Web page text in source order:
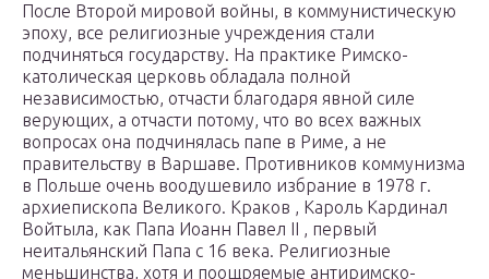
После Второй мировой войны, в коммунистическую
эпоху, все религиозные учреждения стали
подчиняться государству. На практике Римско-
католическая церковь обладала полной
независимостью, отчасти благодаря явной силе
верующих, а отчасти потому, что во всех важных
вопросах она подчинялась папе в Риме, а не
правительству в Варшаве. Противников коммунизма
в Польше очень воодушевило избрание в 1978 г.
архиепископа Великого. Краков , Кароль Кардинал
Войтыла, как Папа Иоанн Павел II , первый
неитальянский Папа с 16 века. Религиозные
меньшинства, хотя и поощряемые антиримско-